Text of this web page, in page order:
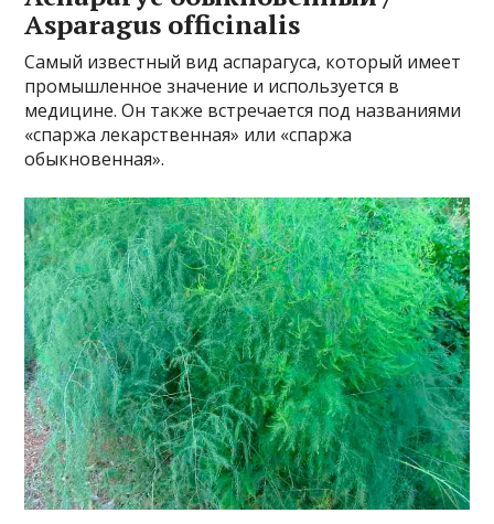
Asparagus officinalis
Самый известный вид аспарагуса, который имеет
промышленное значение и используется в
медицине. Он также встречается под названиями
«спаржа лекарственная» или «спаржа
обыкновенная».